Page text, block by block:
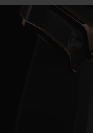
cronógrafo –
nova
visível na
construção
pelo
redondas,
com botões